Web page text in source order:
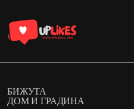
БИЖУТА
ДОМ И ГРАДИНА